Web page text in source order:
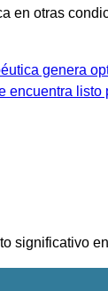
en otras
genera
listo
significativo